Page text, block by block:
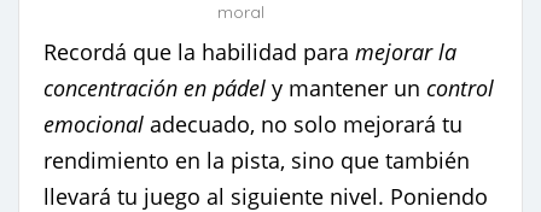
moral
Recordá que la habilidad para mejorar la
concentración en pádel y mantener un control
emocional adecuado, no solo mejorará tu
rendimiento en la pista, sino que también
llevará tu juego al siguiente nivel. Poniendo